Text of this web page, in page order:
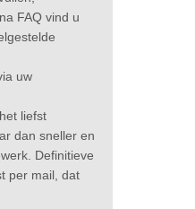
FAQ vind u
uw
liefst
dan sneller en
Definitieve
per mail, dat